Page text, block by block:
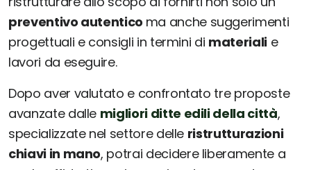
preventivo autentico ma anche suggerimenti
progettuali e consigli in termini di materialie
lavori da eseguire.
Dopo aver valutato e confrontato tre proposte
avanzate dalle migliori ditte edili della città,
specializzate nel settore delle ristrutturazioni
chiavi in mano, potrai decidere liberamente a